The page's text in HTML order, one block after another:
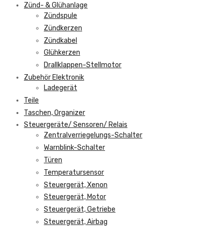
Zünd- & Glühanlage
Zündspule
Zündkerzen
Zündkabel
Glühkerzen
Drallklappen-Stellmotor
Zubehör Elektronik
Ladegerät
Teile
Taschen, Organizer
Steuergeräte/ Sensoren/ Relais
Zentralverriegelungs-Schalter
Warnblink-Schalter
Türen
Temperatursensor
Steuergerät, Xenon
Steuergerät, Motor
Steuergerät, Getriebe
Steuergerät, Airbag